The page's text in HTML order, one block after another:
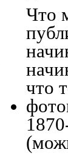
Что
что